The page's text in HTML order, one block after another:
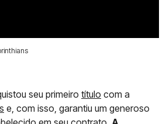
seu primeiro título com a
e, com isso, garantiu um generoso